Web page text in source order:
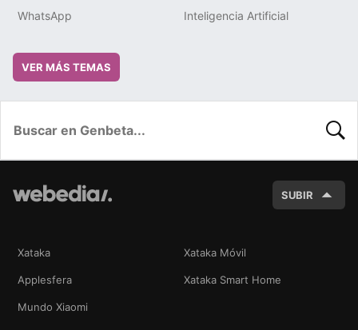
WhatsApp Inteligencia Artificial
VER MÁS TEMAS
SUBIR
Xataka Xataka Móvil
Applesfera Xataka Smart Home
Mundo Xiaomi